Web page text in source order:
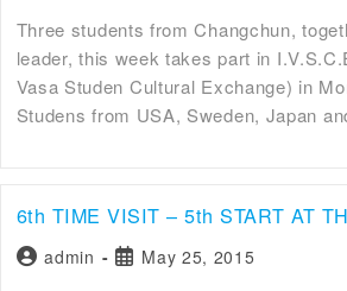
Three students from Changchun,
leader, this week takes part in
Vasa Studen Cultural Exchange) in
Studens from USA, Sweden, Japan
6th TIME VISIT – 5th START AT
admin May 25, 2015